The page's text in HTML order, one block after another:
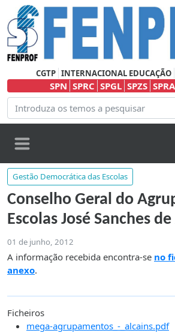
CGTP INTERNACIONAL EDUCAÇÃO
SPN SPRC SPGL SPZS SPRA
Gestão Democrática das Escolas
Conselho Geral do
Escolas José Sanches
01 de junho, 2012
A informação recebida encontra-se no
anexo.
Ficheiros
mega-agrupamentos_-_alcains.pdf